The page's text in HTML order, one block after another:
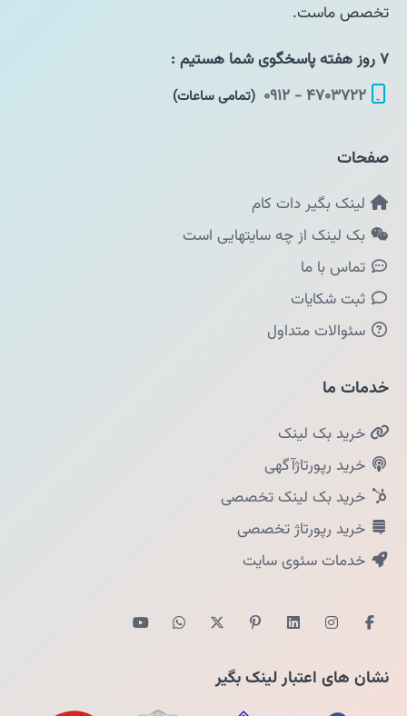
تخصص ماست.
۷ روز هفته پاسخگوی شما هستیم :
۴۷۰۳۷۲۲ - ۰۹۱۲
(تمامی ساعات)
صفحات
لینک بگیر دات کام
بک لینک از چه سایتهایی است
تماس با ما
ثبت شکایات
سئوالات متداول
خدمات ما
خرید بک لینک
خرید رپورتاژآگهی
خرید بک لینک تخصصی
خرید رپورتاژ تخصصی
خدمات سئوی سایت
نشان های اعتبار لینک بگیر